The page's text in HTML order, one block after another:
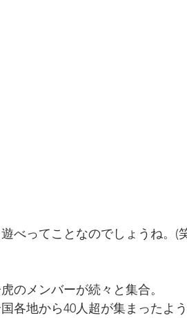
べってことなのでしょうね。(
のメンバーが続々と集合。
各地から40人超が集まったよ